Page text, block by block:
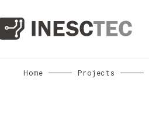
Home Projects